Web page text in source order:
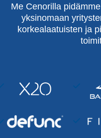
Me Cenorilla
yksinomaan
korkealaatuisten ja